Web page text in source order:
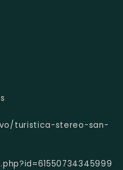
turistica-stereo-san-